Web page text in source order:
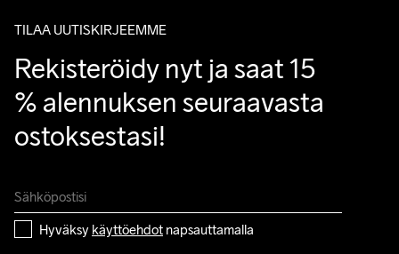
TILAA UUTISKIRJEEMME
Rekisteröidy nyt ja saat 15
% alennuksen seuraavasta
ostoksestasi!
Hyväksy käyttöehdot napsauttamalla